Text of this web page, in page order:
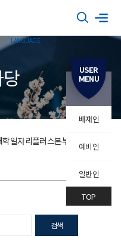
학일자리플러스본부 취업정보
검색
USER
MENU
배재인
예비인
일반인
TOP